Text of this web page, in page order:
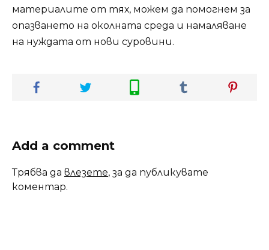
материалите от тях, можем да помогнем за
опазването на околната среда и намаляване
на нуждата от нови суровини.
Add a comment
Трябва да влезете, за да публикувате
коментар.